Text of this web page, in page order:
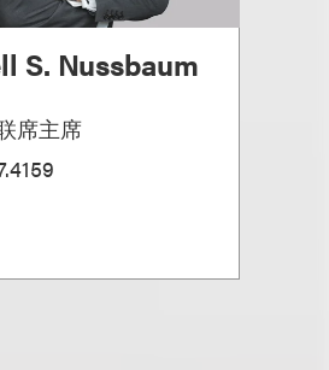
S. Nussbaum
席主席